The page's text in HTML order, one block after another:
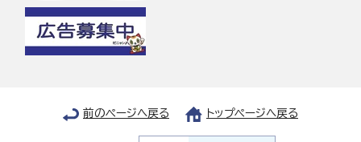
前のページへ戻る トップページへ戻る